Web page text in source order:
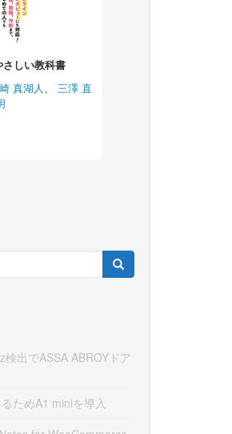
出でASSA ABROYドア
ためA1 miniを導入